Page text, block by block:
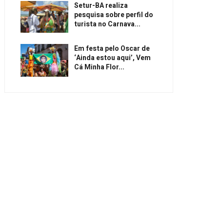
Setur-BA realiza
pesquisa sobre perfil do
turista no Carnava...
Em festa pelo Oscar de
‘Ainda estou aqui’, Vem
Cá Minha Flor...